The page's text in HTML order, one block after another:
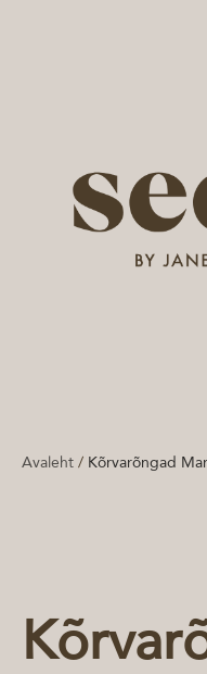
Avaleht / Kõrvarõngad